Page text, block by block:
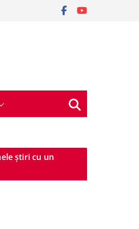
știri cu un